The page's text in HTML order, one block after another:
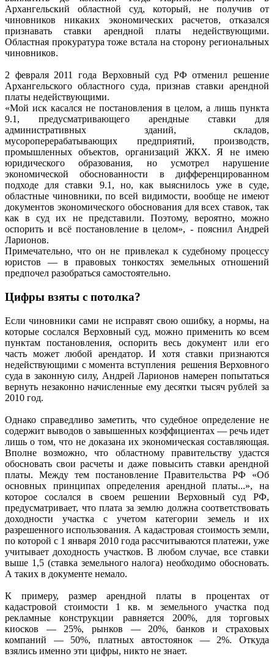
Архангельский областной суд, который, не получив от
чиновников никаких экономических расчетов, отказался
признавать ставки арендной платы недействующими.
Областная прокуратура тоже встала на сторону региональных
чиновников.
2 февраля 2011 года Верховный суд РФ отменил решение
Архангельского областного суда, признав ставки арендной
платы недействующими.
«Мой иск касался не постановления в целом, а лишь пункта
9.1, предусматривающего арендные ставки для
административных зданий, складов,
мусороперерабатывающих предприятий, производств,
промышленных объектов, организаций ЖКХ. Я не имею
юридического образования, но усмотрел нарушение
экономической обоснованности в дифференцированном
подходе для ставки 9.1, но, как выяснилось уже в суде,
областные чиновники, по всей видимости, вообще не имеют
документов экономического обоснования для всех ставок, так
как в суд их не представили. Поэтому, вероятно, можно
оспорить и всё постановление в целом», - пояснил Андрей
Ларионов.
Примечательно, что он не привлекал к судебному процессу
юристов — в правовых тонкостях земельных отношений
предпочел разобраться самостоятельно.
Цифры взяты с потолка?
Если чиновники сами не исправят свою ошибку, а нормы, на
которые сослался Верховный суд, можно применить ко всем
пунктам постановления, оспорить весь документ или его
часть может любой арендатор. И хотя ставки признаются
недействующими с момента вступления решения Верховного
суда в законную силу, Андрей Ларионов намерен попытаться
вернуть незаконно начисленные ему десятки тысяч рублей за
2010 год.
Однако справедливо заметить, что судебное определение не
содержит выводов о завышенных коэффициентах — речь идет
лишь о том, что не доказана их экономическая составляющая.
Вполне возможно, что областному правительству удастся
обосновать свои расчеты и даже повысить ставки арендной
платы. Между тем постановление Правительства РФ «Об
основных принципах определения арендной платы...», на
которое сослался в своем решении Верховный суд РФ,
предусматривает, что плата за землю должна соответствовать
доходности участка с учетом категории земель и их
разрешенного использования. А кадастровая стоимость земли,
по которой с 1 января 2010 года рассчитываются платежи, уже
учитывает доходность участков. В любом случае, все ставки
выше 1,5 (ставка земельного налога) необходимо обосновать.
А таких в документе немало.
К примеру, размер арендной платы в процентах от
кадастровой стоимости 1 кв. м земельного участка под
рекламные конструкции равняется 200%, для торговых
киосков — 25%, рынков — 20%, банков и страховых
компаний — 50%, платных автостоянок — 2%. Откуда
взялись именно эти цифры, никто не знает.